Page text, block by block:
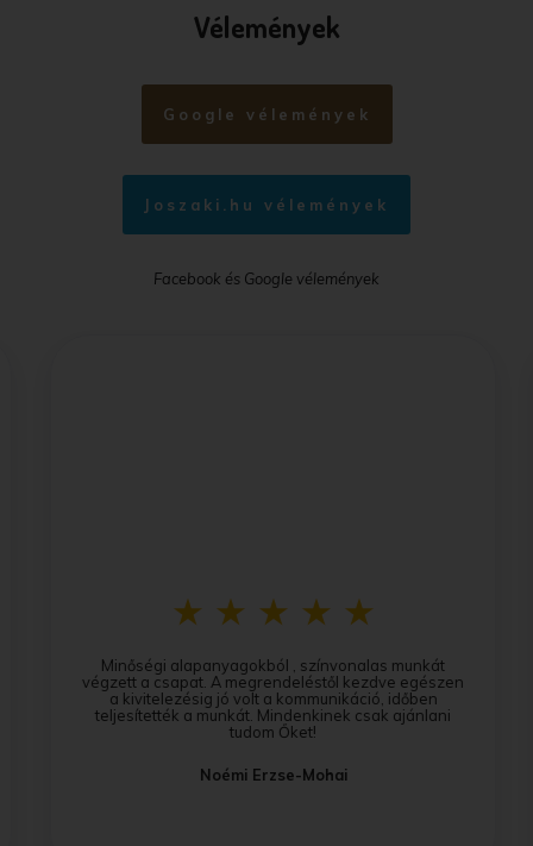
Vélemények
Google vélemények
Joszaki.hu vélemények
Facebook és Google vélemények
Minőségi alapanyagokból , színvonalas munkát
végzett a csapat. A megrendeléstől kezdve egészen
a kivitelezésig jó volt a kommunikáció, időben
teljesítették a munkát. Mindenkinek csak ajánlani
tudom Őket!
Noémi Erzse-Mohai